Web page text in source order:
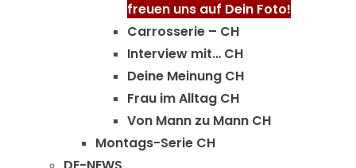
freuen uns auf Dein Foto!
Carrosserie – CH
Interview mit… CH
Deine Meinung CH
Frau im Alltag CH
Von Mann zu Mann CH
Montags-Serie CH